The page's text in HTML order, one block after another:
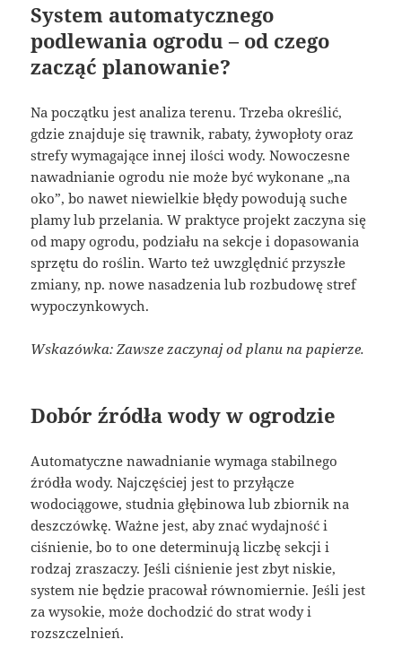
System automatycznego
podlewania ogrodu – od czego
zacząć planowanie?
Na początku jest analiza terenu. Trzeba określić,
gdzie znajduje się trawnik, rabaty, żywopłoty oraz
strefy wymagające innej ilości wody. Nowoczesne
nawadnianie ogrodu nie może być wykonane „na
oko”, bo nawet niewielkie błędy powodują suche
plamy lub przelania. W praktyce projekt zaczyna się
od mapy ogrodu, podziału na sekcje i dopasowania
sprzętu do roślin. Warto też uwzględnić przyszłe
zmiany, np. nowe nasadzenia lub rozbudowę stref
wypoczynkowych.
Wskazówka: Zawsze zaczynaj od planu na papierze.
Dobór źródła wody w ogrodzie
Automatyczne nawadnianie wymaga stabilnego
źródła wody. Najczęściej jest to przyłącze
wodociągowe, studnia głębinowa lub zbiornik na
deszczówkę. Ważne jest, aby znać wydajność i
ciśnienie, bo to one determinują liczbę sekcji i
rodzaj zraszaczy. Jeśli ciśnienie jest zbyt niskie,
system nie będzie pracował równomiernie. Jeśli jest
za wysokie, może dochodzić do strat wody i
rozszczelnień.